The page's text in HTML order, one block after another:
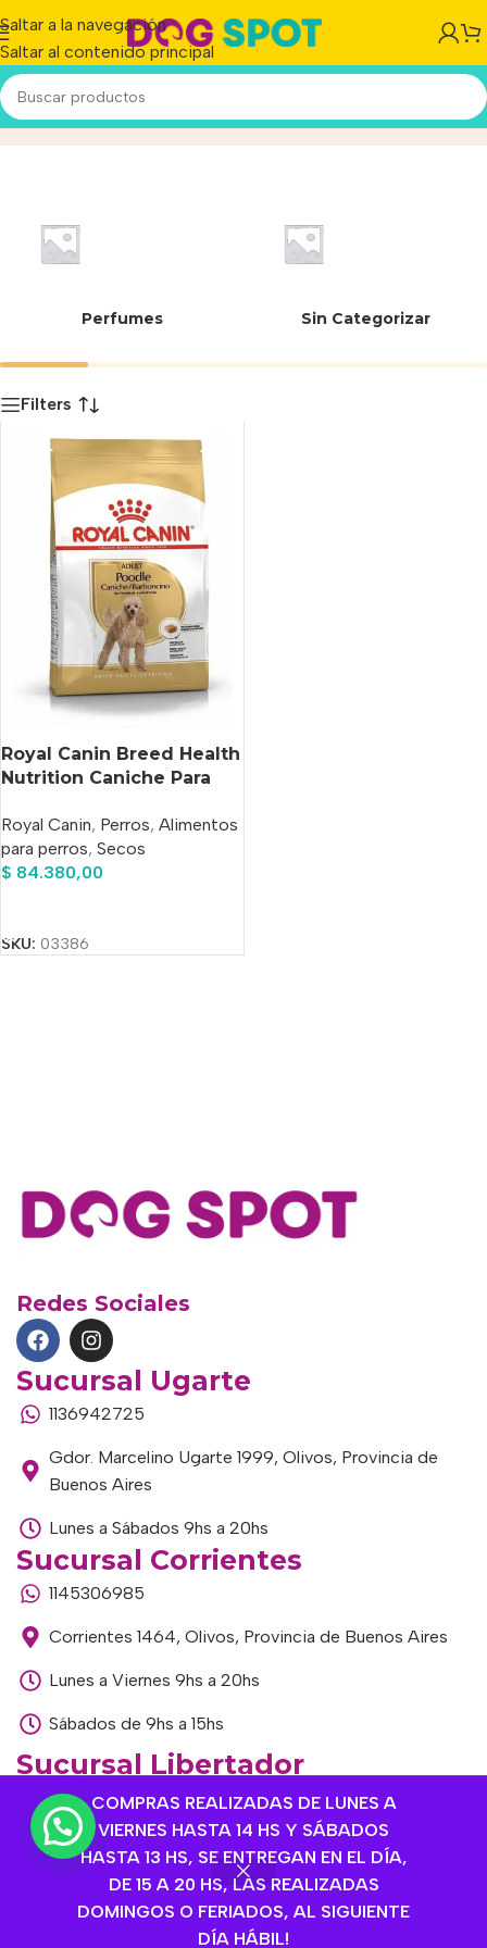
COMPRAS REALIZADAS DE LUNES A
VIERNES HASTA 14 HS Y SÁBADOS
HASTA 13 HS, SE ENTREGAN EN EL DÍA,
DE 15 A 20 HS, LAS REALIZADAS
DOMINGOS O FERIADOS, AL SIGUIENTE
DÍA HÁBIL!
Saltar a la navegación
Saltar al contenido principal
7790187005341Inicio/Producto
Perfumes Sin Categorizar
Filters
Royal Canin Breed Health
Nutrition Caniche Para
Royal Canin, Perros, Alimentos
para perros, Secos
$ 84.380,00
SKU: 03386
Redes Sociales
Sucursal Ugarte
1136942725
Gdor. Marcelino Ugarte 1999, Olivos, Provincia de
Buenos Aires
Lunes a Sábados 9hs a 20hs
Sucursal Corrientes
1145306985
Corrientes 1464, Olivos, Provincia de Buenos Aires
Lunes a Viernes 9hs a 20hs
Sábados de 9hs a 15hs
Sucursal Libertador
1168893524
Av. del Libertador 1915, Vte. López, Provincia de
Buenos Aires
Lunes a Viernes de 9hs a 13hs / 16hs a 20hs